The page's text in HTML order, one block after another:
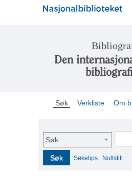
Den
Søk Verkliste Om
Søk
Søk Søketips Nullstill